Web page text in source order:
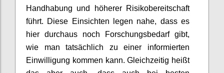
Handhabung und höherer Risikobereitschaft
führt. Diese Einsichten legen nahe, dass es
hier durchaus noch Forschungsbedarf gibt,
wie man tatsächlich zu einer informierten
Einwilligung kommen kann. Gleichzeitig heißt